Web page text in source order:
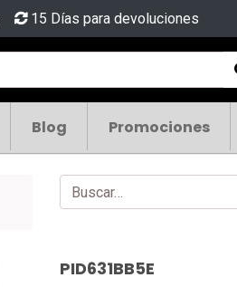
15 Días para devoluciones
Blog Promociones
PID631BB5E